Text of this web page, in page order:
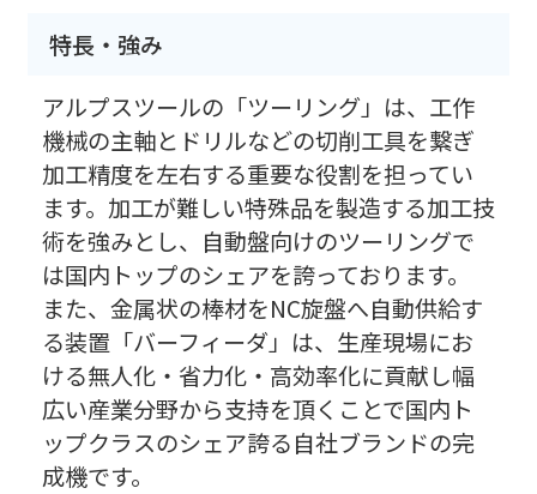
特長・強み
アルプスツールの「ツーリング」は、工作
機械の主軸とドリルなどの切削工具を繋ぎ
加工精度を左右する重要な役割を担ってい
ます。加工が難しい特殊品を製造する加工技
術を強みとし、自動盤向けのツーリングで
は国内トップのシェアを誇っております。
また、金属状の棒材をNC旋盤へ自動供給す
る装置「バーフィーダ」は、生産現場にお
ける無人化・省力化・高効率化に貢献し幅
広い産業分野から支持を頂くことで国内ト
ップクラスのシェア誇る自社ブランドの完
成機です。